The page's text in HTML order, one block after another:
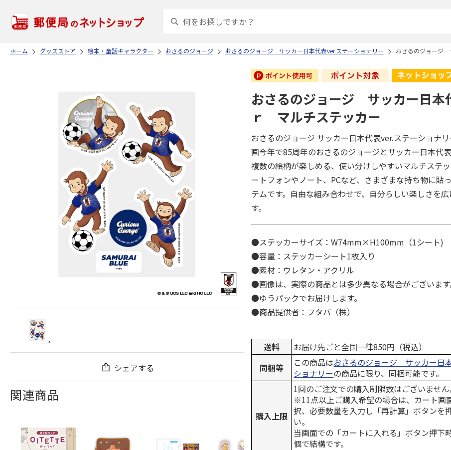
ホーム グッズストア 絵本・童話キャラクター おさるのジョージ おさるのジョージ サッカー日本代表ver.ステーショナリー おさるのジョージ
シェアする
関連商品
おさるのジョージ サッカー日本
ｒ マルチステッカー
おさるのジョージ サッカー日本代表ver.ステーショナ
画今年で85周年のおさるのジョージとサッカー日本代
複数の絵柄が楽しめる、使い分けしやすいマルチステ
ートフォンやノート、PCなど、さまざまな持ち物に貼
テムです。自由な組み合わせで、自分らしい楽しさを
す。
●ステッカーサイズ：W74mm×H100mm（1シート)
●容量：ステッカーシート1枚入り
●素材：ウレタン・アクリル
●画像は、実際の商品とは多少異なる場合がございます
●ゆうパックでお届けします。
●商品提供者：フタバ（株）
送料
お届け先ごと全国一律850円（税込）
同梱等
この商品はおさるのジョージ サッカー日
ショナリーの商品に限り、同梱可能です。
購入上限
1回のご注文での購入制限数はございません
※11点以上ご購入希望の場合は、カート画
択、必要数量を入力し「再計算」ボタンを
い。
当画面での「カートに入れる」ボタン押下
個で結構です。